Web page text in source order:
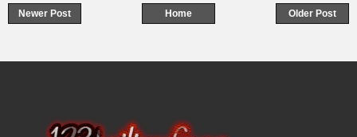
TMCP Xăng Dầu
Newer Post Older Post
Home